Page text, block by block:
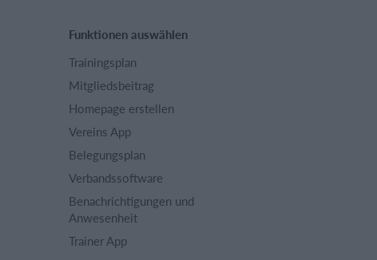
Funktionen auswählen
Trainingsplan
Mitgliedsbeitrag
Homepage erstellen
Vereins App
Belegungsplan
Verbandssoftware
Benachrichtigungen und
Anwesenheit
Trainer App